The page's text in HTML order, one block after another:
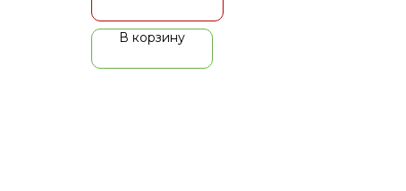
В корзину